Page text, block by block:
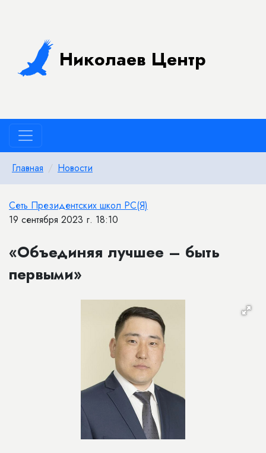
Николаев Центр
Главная Новости
Сеть Президентских школ РС(Я)
19 сентября 2023 г. 18:10
«Объединяя лучшее – быть
первыми»